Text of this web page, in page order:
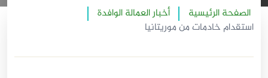
الصفحة الرئيسية
أخبار العمالة الوافدة
استقدام خادمات من موريتانيا